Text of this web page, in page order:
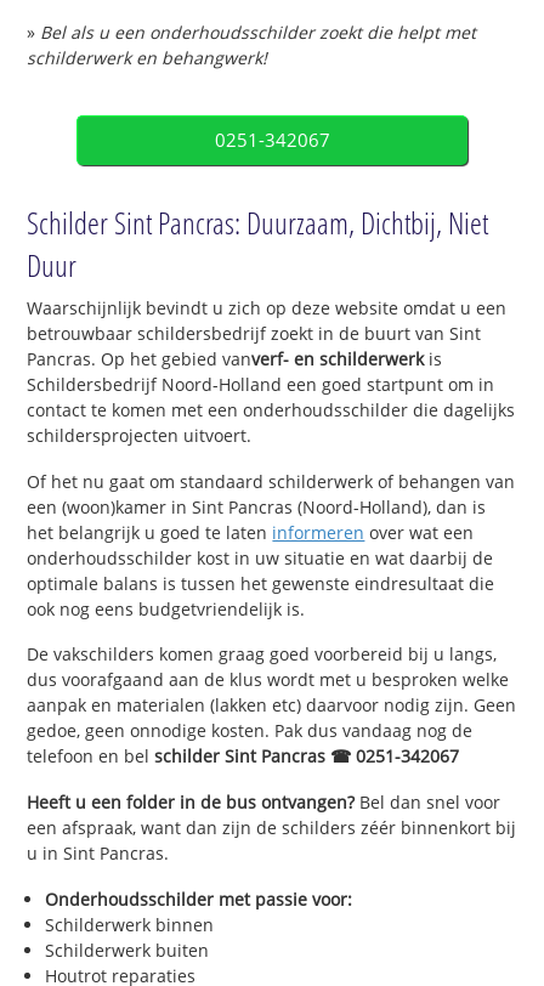
» Bel als u een onderhoudsschilder zoekt die helpt met
schilderwerk en behangwerk!
0251-342067
Schilder Sint Pancras: Duurzaam, Dichtbij, Niet
Duur
Waarschijnlijk bevindt u zich op deze website omdat u een
betrouwbaar schildersbedrijf zoekt in de buurt van Sint
Pancras. Op het gebied vanverf- en schilderwerkis
Schildersbedrijf Noord-Holland een goed startpunt om in
contact te komen met een onderhoudsschilder die dagelijks
schildersprojecten uitvoert.
Of het nu gaat om standaard schilderwerk of behangen van
een (woon)kamer in Sint Pancras (Noord-Holland), dan is
het belangrijk u goed te laten informeren over wat een
onderhoudsschilder kost in uw situatie en wat daarbij de
optimale balans is tussen het gewenste eindresultaat die
ook nog eens budgetvriendelijk is.
De vakschilders komen graag goed voorbereid bij u langs,
dus voorafgaand aan de klus wordt met u besproken welke
aanpak en materialen (lakken etc) daarvoor nodig zijn. Geen
gedoe, geen onnodige kosten. Pak dus vandaag nog de
telefoon en belschilder Sint Pancras ☎ 0251-342067
Heeft u een folder in de bus ontvangen?Bel dan snel voor
een afspraak, want dan zijn de schilders zéér binnenkort bij
u in Sint Pancras.
Onderhoudsschilder met passie voor:
Schilderwerk binnen
Schilderwerk buiten
Houtrot reparaties